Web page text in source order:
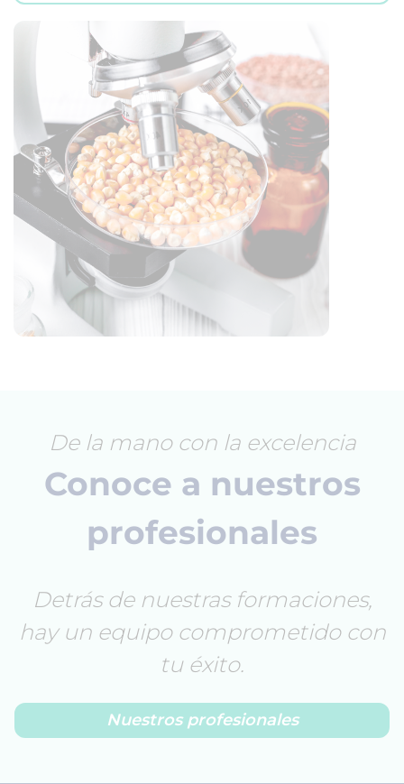
De la mano con la excelencia
Conoce a nuestros
profesionales
Detrás de nuestras formaciones,
hay un equipo comprometido con
tu éxito.
Nuestros profesionales